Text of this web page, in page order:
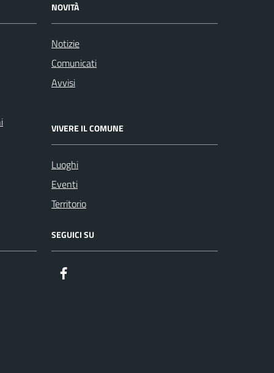
NOVITÀ
Notizie
Comunicati
Avvisi
VIVERE IL COMUNE
Luoghi
Eventi
Territorio
SEGUICI SU